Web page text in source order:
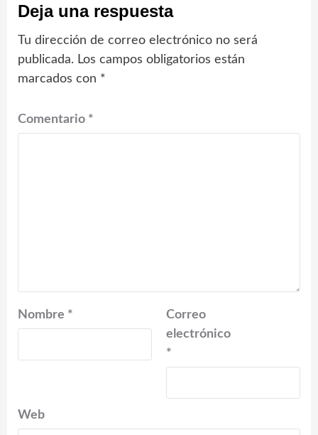
Deja una respuesta
Tu dirección de correo electrónico no será
publicada. Los campos obligatorios están
marcados con *
Comentario *
Nombre *
Correo
electrónico
*
Web